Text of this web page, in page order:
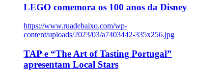
LEGO comemora os 100 anos da Disney
https://www.ruadebaixo.com/wp-
content/uploads/2023/03/a7403442-335x256.jpg
TAP e “The Art of Tasting Portugal”
apresentam Local Stars